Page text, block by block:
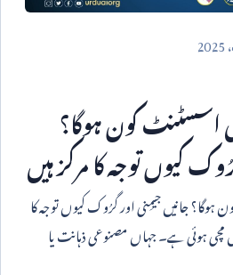
2025
اسسٹنٹ کون ہوگا؟
کیوں توجہ کا مرکز ہیں
جانیں جیمِنی اور گرُوک کیوں توجہ کا
ہلچل مچی ہوئی ہے۔ جہاں مصنوعی ذہانت یا